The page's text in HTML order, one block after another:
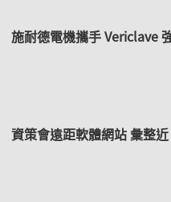
施耐德電機攜手 Vericlave
資策會遠距軟體網站 彙整